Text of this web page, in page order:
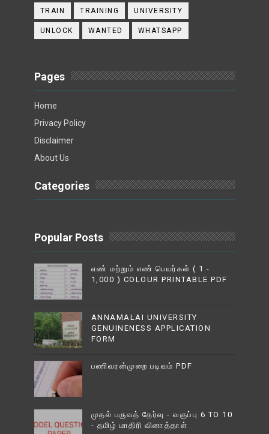
TRAIN TRAINING UNIVERSITY
UNLOCK WANTED WHATSAPP
Pages
Home
Privacy Policy
Disclaimer
About Us
Categories
Popular Posts
எண் மற்றும் எண் பெயர்கள் ( 1 -
1,000 ) COLOUR PRINTABLE PDF
ANNAMALAI UNIVERSITY
GENUINENESS APPLICATION
FORM
பணிவரன்முறை படிவம் PDF
முதல் பருவத் தேர்வு - வகுப்பு 6 TO 10
- தமிழ் மாதிரி வினாத்தாள்